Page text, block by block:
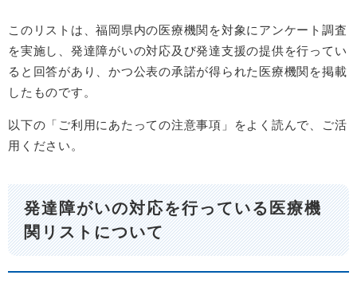
このリストは、福岡県内の医療機関を対象にアンケート調査
を実施し、発達障がいの対応及び発達支援の提供を行ってい
ると回答があり、かつ公表の承諾が得られた医療機関を掲載
したものです。
以下の「ご利用にあたっての注意事項」をよく読んで、ご活
用ください。
発達障がいの対応を行っている医療機
関リストについて